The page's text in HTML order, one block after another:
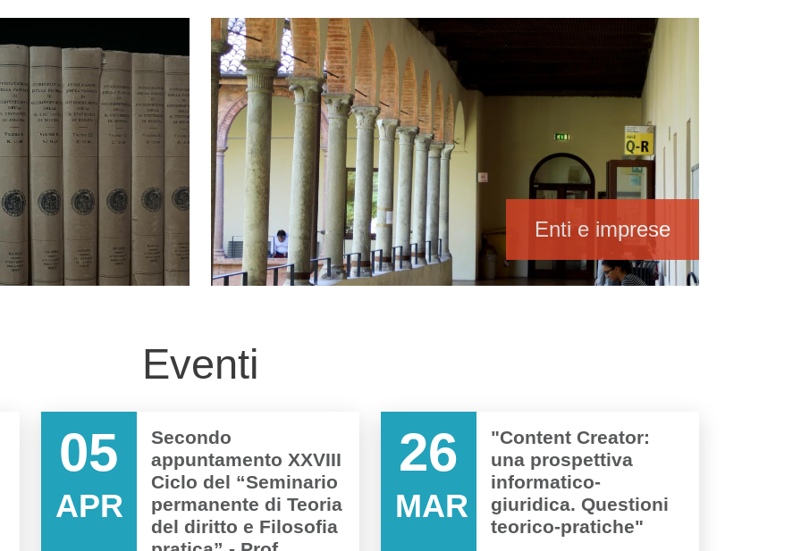
Immagine
Enti e imprese
Eventi
05
APR
Secondo
appuntamento XXVIII
Ciclo del “Seminario
permanente di Teoria
del diritto e Filosofia
26
MAR
"Content Creator:
una prospettiva
informatico-
giuridica. Questioni
teorico-pratiche"